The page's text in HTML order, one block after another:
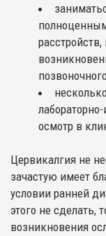
осмотр в
Цервикалгия не
зачастую имеет
условии ранней
этого не сделать,
возникновения